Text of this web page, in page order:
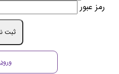
رمز عبور
ثبت
ورود